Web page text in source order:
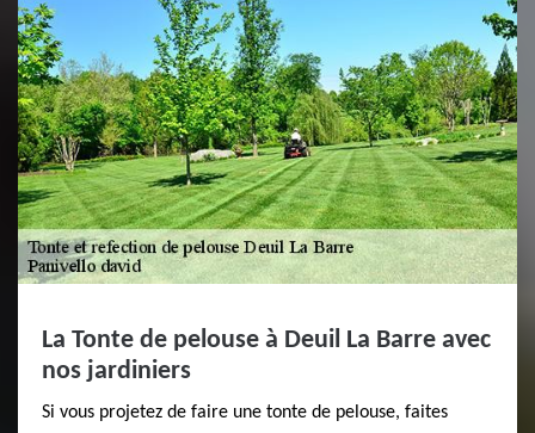
La Tonte de pelouse à Deuil La Barre avec
nos jardiniers
Si vous projetez de faire une tonte de pelouse, faites